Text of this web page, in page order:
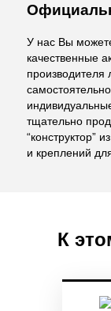
У нас Вы
качественные
производителя
тщательно
“конструктор”
и креплений
К